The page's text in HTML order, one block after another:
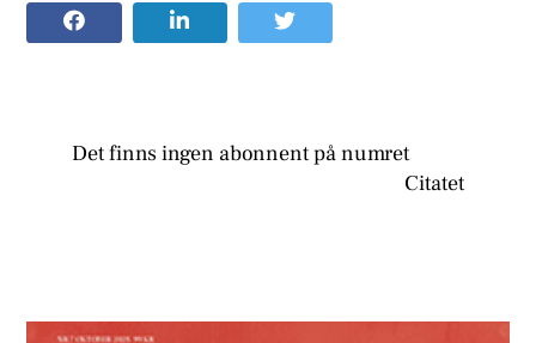
Det finns ingen abonnent på numret
Citatet